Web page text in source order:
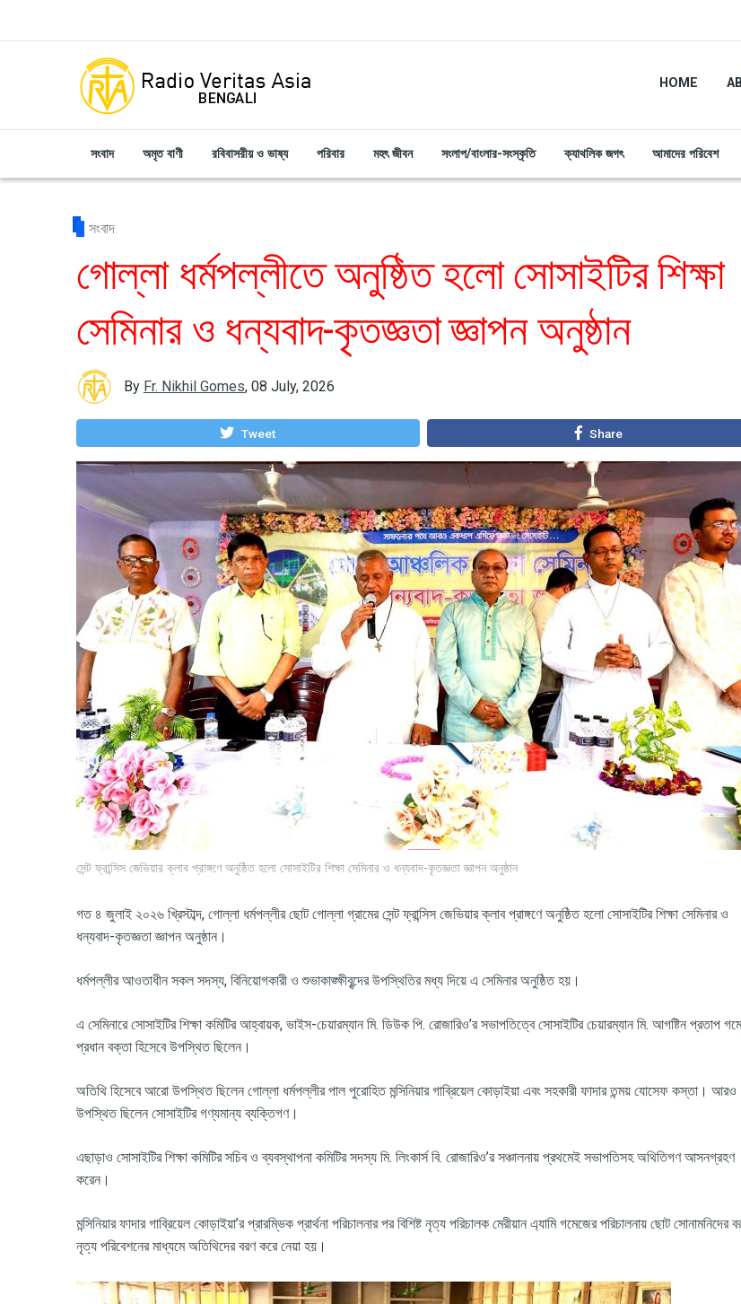
HOME
সংবাদ অমৃত বাণী রবিবাসরীয় ও ভাষ্য পরিবার মহৎ জীবন সংলাপ/বাংলার-সংস্কৃতি ক্যাথলিক জগৎ আমাদের পরিবেশ
সংবাদ
গোল্লা ধর্মপল্লীতে অনুষ্ঠিত হলো সোসাইটির শিক্ষা
সেমিনার ও ধন্যবাদ-কৃতজ্ঞতা জ্ঞাপন অনুষ্ঠান
By Fr. Nikhil Gomes, 08 July, 2026
Tweet Share
সেন্ট ফ্রান্সিস জেভিয়ার ক্লাব প্রাঙ্গণে অনুষ্ঠিত হলো সোসাইটির শিক্ষা সেমিনার ও ধন্যবাদ-কৃতজ্ঞতা জ্ঞাপন অনুষ্ঠান
গত ৪ জুলাই ২০২৬ খ্রিস্টাব্দ,গোল্লা ধর্মপল্লীর ছোট গোল্লা গ্রামের সেন্ট ফ্রান্সিস জেভিয়ার ক্লাব প্রাঙ্গণে অনুষ্ঠিত হলো সোসাইটির শিক্ষা সেমিনার ও
ধন্যবাদ-কৃতজ্ঞতা জ্ঞাপন অনুষ্ঠান।
ধর্মপল্লীর আওতাধীন সকল সদস্য,বিনিয়োগকারী ও শুভাকাঙ্ক্ষীবৃন্দের উপস্থিতির মধ্য দিয়ে এ সেমিনার অনুষ্ঠিত হয়।
এ সেমিনারে সোসাইটির শিক্ষা কমিটির আহ্বায়ক,ভাইস-চেয়ারম্যান মি.ডিউক পি.রোজারিও’র সভাপতিত্বে সোসাইটির চেয়ারম্যান মি.আগষ্টিন প্রতাপ
প্রধান বক্তা হিসেবে উপস্থিত ছিলেন।
অতিথি হিসেবে আরো উপস্থিত ছিলেন গোল্লা ধর্মপল্লীর পাল পুরোহিত মন্সিনিয়ার গাব্রিয়েল কোড়াইয়া এবং সহকারী ফাদার তন্ময় যোসেফ কস্তা। আরও
উপস্থিত ছিলেন সোসাইটির গণ্যমান্য ব্যক্তিগণ।
এছাড়াও সোসাইটির শিক্ষা কমিটির সচিব ও ব্যবস্থাপনা কমিটির সদস্য মি.লিংকার্স বি.রোজারিও’র সঞ্চালনায় প্রথমেই সভাপতিসহ অথিতিগণ আসনগ্রহণ
করেন।
মন্সিনিয়ার ফাদার গাব্রিয়েল কোড়াইয়া’র প্রারম্ভিক প্রার্থনা পরিচালনার পর বিশিষ্ট নৃত্য পরিচালক মেরীয়ান এ্যামি গমেজের পরিচালনায় ছোট সোনামনিদের
নৃত্য পরিবেশনের মাধ্যমে অতিথিদের বরণ করে নেয়া হয়।